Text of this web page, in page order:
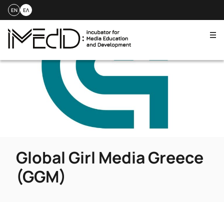
to
EN ΕΛ
Global Girl Media Greece
(GGM)